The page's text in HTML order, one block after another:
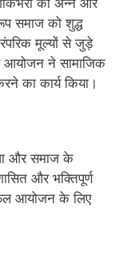
समाज को शुद्ध
मूल्यों से जुड़े
आयोजन ने सामाजिक
का कार्य किया।
और समाज के
और भक्तिपूर्ण
आयोजन के लिए